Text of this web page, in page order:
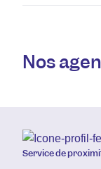
Nos
Service de